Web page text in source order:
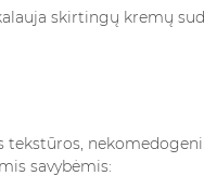
skirtingų kremų
tekstūros,
savybėmis: